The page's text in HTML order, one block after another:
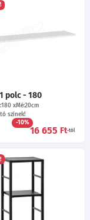
polc - 180
Mé:20cm
színek!
-10%
16 655 Ft-tól